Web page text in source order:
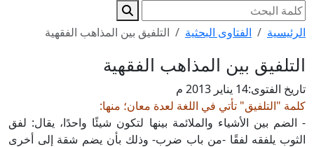
الرئيسية الفتاوى البحثية التلفيق بين المذاهب الفقهية
التلفيق بين المذاهب الفقهية
تاريخ الفتوى:14 يناير 2013 م
كلمة "التلفيق" تأتي في اللغة لعدة معان؛ منها:
- الضم بين الأشياء والملائمة بينها لتكون شيئًا واحدًا، يقال: لفق
الثوب يلفقه لفقًا -من باب ضرب- وذلك بأن يضم شقة إلى أخرى